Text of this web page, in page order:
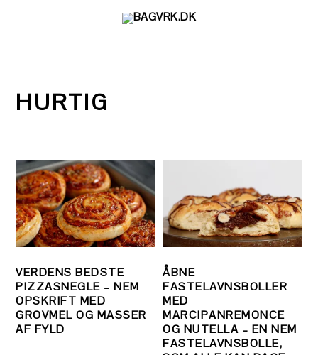
HURTIG
VERDENS BEDSTE
PIZZASNEGLE – NEM
OPSKRIFT MED
GROVMEL OG MASSER
AF FYLD
ÅBNE
FASTELAVNSBOLLER
MED
MARCIPANREMONCE
OG NUTELLA – EN NEM
FASTELAVNSBOLLE,